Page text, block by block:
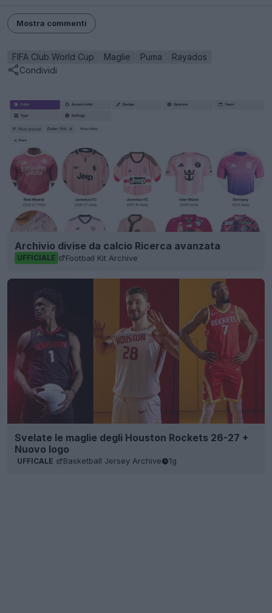
Mostra commenti
FIFA Club World Cup Maglie Puma
Rayados
Condividi
Archivio divise da calcio Ricerca avanzata
UFFICIALE Football Kit Archive
Svelate le maglie degli Houston Rockets 26-27 +
Nuovo logo
UFFICALE Basketball Jersey Archive 1g